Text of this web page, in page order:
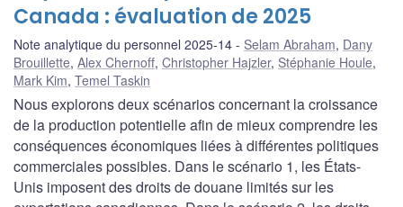
Canada : évaluation de 2025
Note analytique du personnel 2025-14 Selam Abraham, Dany
Brouillette, Alex Chernoff, Christopher Hajzler, Stéphanie Houle,
Mark Kim, Temel Taskin
Nous explorons deux scénarios concernant la croissance
de la production potentielle afin de mieux comprendre les
conséquences économiques liées à différentes politiques
commerciales possibles. Dans le scénario 1, les États-
Unis imposent des droits de douane limités sur les